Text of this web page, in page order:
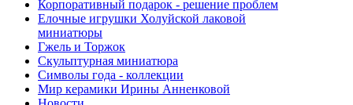
Корпоративный подарок - решение проблем
Елочные игрушки Холуйской лаковой
миниатюры
Гжель и Торжок
Скульптурная миниатюра
Символы года - коллекции
Мир керамики Ирины Анненковой